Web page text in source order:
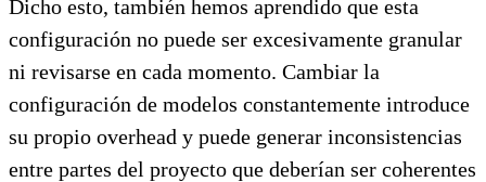
Dicho esto, también hemos aprendido que esta
configuración no puede ser excesivamente granular
ni revisarse en cada momento. Cambiar la
configuración de modelos constantemente introduce
su propio overhead y puede generar inconsistencias
entre partes del proyecto que deberían ser coherentes